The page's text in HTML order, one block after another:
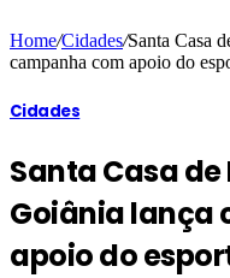
Home/Cidades/Santa Casa
campanha com apoio do
Cidades
Santa Casa
Goiânia lança
apoio do